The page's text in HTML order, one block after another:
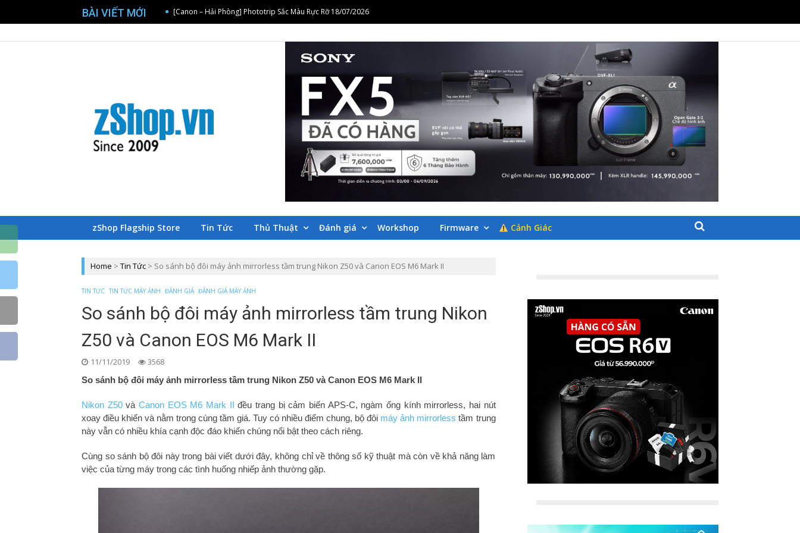
BÀI VIẾT MỚI
Chúc Mừng Khách Hàng May Mắn Tại zShop Hải Phòng 31/07/2026
BLOGS CÁC SẢN PHẨM CÔNG NGHỆ
ZSHOP.VN
zShop Flagship Store Tin Tức Thủ Thuật Đánh giá Workshop Firmware Cảnh Giác
Home > Tin Tức > So sánh bộ đôi máy ảnh mirrorless tầm trung Nikon Z50 và Canon EOS M6 Mark II
TIN TỨC TIN TỨC MÁY ẢNH ĐÁNH GIÁ ĐÁNH GIÁ MÁY ẢNH
So sánh bộ đôi máy ảnh mirrorless tầm trung Nikon
Z50 và Canon EOS M6 Mark II
11/11/2019 3568
So sánh bộ đôi máy ảnh mirrorless tầm trung Nikon Z50 và Canon EOS M6 Mark II
Nikon Z50và Canon EOS M6 Mark II đều trang bị cảm biến APS-C, ngàm ống kính mirrorless, hai nút
xoay điều khiển và nằm trong cùng tầm giá. Tuy có nhiều điểm chung, bộ đôi máy ảnh mirrorless tầm trung
này vẫn có nhiều khía cạnh độc đáo khiến chúng nổi bật theo cách riêng.
Cùng so sánh bộ đôi này trong bài viết dưới đây, không chỉ về thông số kỹ thuật mà còn về khả năng làm
việc của từng máy trong các tình huống nhiếp ảnh thường gặp.